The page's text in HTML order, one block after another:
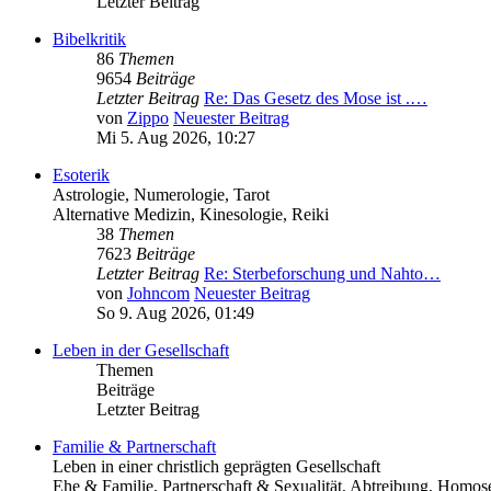
Bibelkritik
86 Themen
9654 Beiträge
Letzter Beitrag Re: Das Gesetz des Mose ist .…
von Zippo Neuester Beitrag
Mi 5. Aug 2026, 10:27
Esoterik
Astrologie, Numerologie, Tarot
Alternative Medizin, Kinesologie, Reiki
38 Themen
7623 Beiträge
Letzter Beitrag Re: Sterbeforschung und Nahto…
von Johncom Neuester Beitrag
So 9. Aug 2026, 01:49
Leben in der Gesellschaft
Themen
Beiträge
Letzter Beitrag
Familie & Partnerschaft
Leben in einer christlich geprägten Gesellschaft
Ehe & Familie, Partnerschaft & Sexualität, Abtreibung,